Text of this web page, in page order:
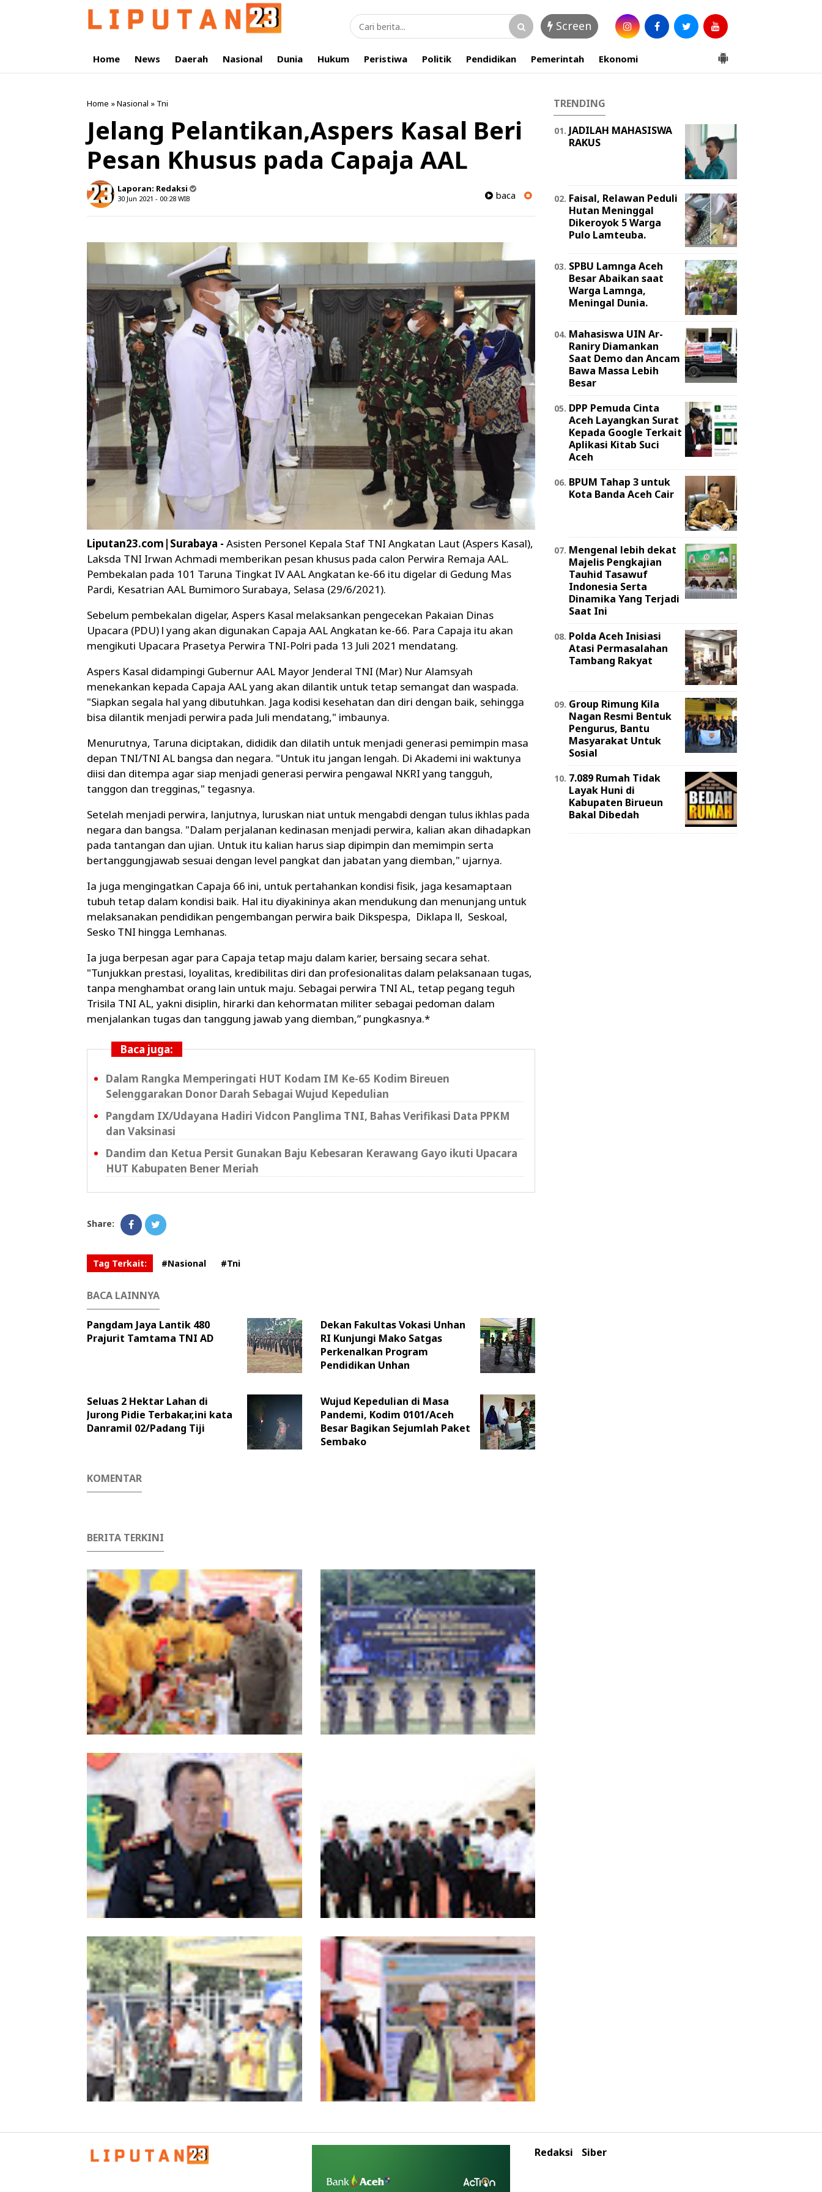
Screen
Home News Daerah Nasional Dunia Hukum Peristiwa Politik Pendidikan Pemerintah Ekonomi
Home »Nasional » Tni
Jelang Pelantikan,Aspers Kasal Beri
Pesan Khusus pada Capaja AAL
Laporan: Redaksi
30 Jun 2021 - 00:28 WIB baca
Liputan23.com|Surabaya - Asisten Personel Kepala Staf TNI Angkatan Laut (Aspers Kasal),
Laksda TNI Irwan Achmadi memberikan pesan khusus pada calon Perwira Remaja AAL.
Pembekalan pada 101 Taruna Tingkat IV AAL Angkatan ke-66 itu digelar di Gedung Mas
Pardi, Kesatrian AAL Bumimoro Surabaya, Selasa (29/6/2021).
Sebelum pembekalan digelar, Aspers Kasal melaksankan pengecekan Pakaian Dinas
Upacara (PDU) l yang akan digunakan Capaja AAL Angkatan ke-66. Para Capaja itu akan
mengikuti Upacara Prasetya Perwira TNI-Polri pada 13 Juli 2021 mendatang.
Aspers Kasal didampingi Gubernur AAL Mayor Jenderal TNI (Mar) Nur Alamsyah
menekankan kepada Capaja AAL yang akan dilantik untuk tetap semangat dan waspada.
"Siapkan segala hal yang dibutuhkan. Jaga kodisi kesehatan dan diri dengan baik, sehingga
bisa dilantik menjadi perwira pada Juli mendatang," imbaunya.
Menurutnya, Taruna diciptakan, dididik dan dilatih untuk menjadi generasi pemimpin masa
depan TNI/TNI AL bangsa dan negara. "Untuk itu jangan lengah. Di Akademi ini waktunya
diisi dan ditempa agar siap menjadi generasi perwira pengawal NKRI yang tangguh,
tanggon dan tregginas," tegasnya.
Setelah menjadi perwira, lanjutnya, luruskan niat untuk mengabdi dengan tulus ikhlas pada
negara dan bangsa. "Dalam perjalanan kedinasan menjadi perwira, kalian akan dihadapkan
pada tantangan dan ujian. Untuk itu kalian harus siap dipimpin dan memimpin serta
bertanggungjawab sesuai dengan level pangkat dan jabatan yang diemban," ujarnya.
Ia juga mengingatkan Capaja 66 ini, untuk pertahankan kondisi fisik, jaga kesamaptaan
tubuh tetap dalam kondisi baik. Hal itu diyakininya akan mendukung dan menunjang untuk
melaksanakan pendidikan pengembangan perwira baik Dikspespa, Diklapa ll, Seskoal,
Sesko TNI hingga Lemhanas.
Ia juga berpesan agar para Capaja tetap maju dalam karier, bersaing secara sehat.
"Tunjukkan prestasi, loyalitas, kredibilitas diri dan profesionalitas dalam pelaksanaan tugas,
tanpa menghambat orang lain untuk maju. Sebagai perwira TNI AL, tetap pegang teguh
Trisila TNI AL, yakni disiplin, hirarki dan kehormatan militer sebagai pedoman dalam
menjalankan tugas dan tanggung jawab yang diemban,” pungkasnya.*
Baca juga:
Dalam Rangka Memperingati HUT Kodam IM Ke-65 Kodim Bireuen
Selenggarakan Donor Darah Sebagai Wujud Kepedulian
Pangdam IX/Udayana Hadiri Vidcon Panglima TNI, Bahas Verifikasi Data PPKM
dan Vaksinasi
Dandim dan Ketua Persit Gunakan Baju Kebesaran Kerawang Gayo ikuti Upacara
HUT Kabupaten Bener Meriah
Share:
Tag Terkait: #Nasional #Tni
BACA LAINNYA
Pangdam Jaya Lantik 480
Prajurit Tamtama TNI AD
Dekan Fakultas Vokasi Unhan
RI Kunjungi Mako Satgas
Perkenalkan Program
Pendidikan Unhan
Seluas 2 Hektar Lahan di
Jurong Pidie Terbakar,ini kata
Danramil 02/Padang Tiji
Wujud Kepedulian di Masa
Pandemi, Kodim 0101/Aceh
Besar Bagikan Sejumlah Paket
Sembako
KOMENTAR
BERITA TERKINI
Meriahkan HUT Ke-81 Kemerdekaan RI,
Polda Aceh Gelar Lomba Memasak Nasi
Goreng dan Aneka Minuman
Kapolda Aceh Tutup Pembinaan Tradisi
dan Pembaretan 65 Bintara Remaja
Satbrimob Polda Aceh
Kombes Andi Kirana Diperiksa Mabes
Polri, Kapolda Tunjuk Kabid TIK sebagai
Pelaksana Tugas Kapolresta Banda Aceh
HUT ke-53 Bank Aceh: Momentum
Memperkuat Amanah, Menumbuhkan
Keberkahan Bagi Aceh
Kapolda Aceh Bersama Forkopimda
Kunjungi Aceh, Pastikan Pemulihan
Pascabencana Hidrometeorologi
TRENDING
JADILAH MAHASISWA
RAKUS
Faisal, Relawan Peduli
Hutan Meninggal
Dikeroyok 5 Warga
Pulo Lamteuba.
SPBU Lamnga Aceh
Besar Abaikan saat
Warga Lamnga,
Meningal Dunia.
Mahasiswa UIN Ar-
Raniry Diamankan
Saat Demo dan Ancam
Bawa Massa Lebih
Besar
DPP Pemuda Cinta
Aceh Layangkan Surat
Kepada Google Terkait
Aplikasi Kitab Suci
Aceh
BPUM Tahap 3 untuk
Kota Banda Aceh Cair
Mengenal lebih dekat
Majelis Pengkajian
Tauhid Tasawuf
Indonesia Serta
Dinamika Yang Terjadi
Saat Ini
Polda Aceh Inisiasi
Atasi Permasalahan
Tambang Rakyat
Group Rimung Kila
Nagan Resmi Bentuk
Pengurus, Bantu
Masyarakat Untuk
Sosial
7.089 Rumah Tidak
Layak Huni di
Kabupaten Birueun
Bakal Dibedah
Redaksi Siber